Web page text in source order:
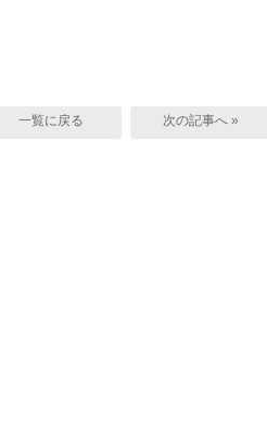
一覧に戻る 次の記事へ »